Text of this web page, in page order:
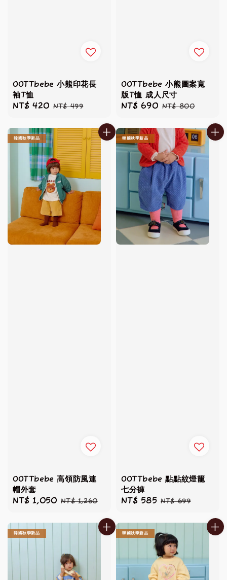
OOTTbebe 小熊印花長
袖T恤
Sale
NT$ 420 Regular
NT$ 499
OOTTbebe 小熊圖案寬
版T恤 成人尺寸
Sale
NT$ 690 Regular
NT$ 800
韓國秋季新品
OOTTbebe 高領防風連
帽外套
Sale
NT$ 1,050 Regular
NT$ 1,260
韓國秋季新品
OOTTbebe 點點紋燈籠
七分褲
Sale
NT$ 585 Regular
NT$ 699
韓國秋季新品 韓國秋季新品